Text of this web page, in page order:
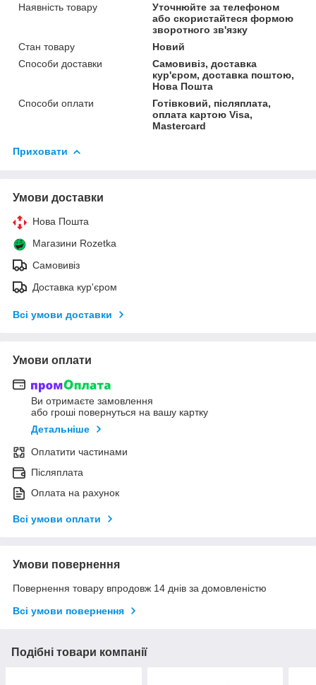
Наявність товару
Уточнюйте за телефоном
або скористайтеся формою
зворотного зв'язку
Стан товару
Новий
Способи доставки
Самовивіз, доставка
кур'єром, доставка поштою,
Нова Пошта
Способи оплати
Готівковий, післяплата,
оплата картою Visa,
Mastercard
Приховати
Умови доставки
Нова Пошта
Магазини Rozetka
Самовивіз
Доставка кур'єром
Всі умови доставки
Умови оплати
Ви отримаєте замовлення
або гроші повернуться на вашу картку
Детальніше
Оплатити частинами
Післяплата
Оплата на рахунок
Всі умови оплати
Умови повернення
Повернення товару впродовж 14 днів за домовленістю
Всі умови повернення
Подібні товари компанії